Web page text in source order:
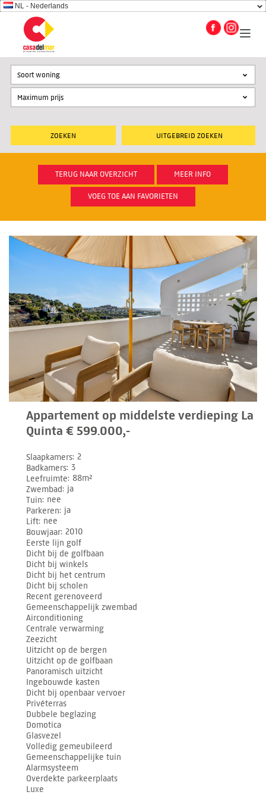
NL - Nederlands
UITGEBREID ZOEKEN
Soort woning
TERUG NAAR OVERZICHT MEER INFO
VOEG TOE AAN FAVORIETEN
Appartement op middelste verdieping La
Quinta € 599.000,-
Slaapkamers 2
Badkamers 3
Leefruimte 88m²
Zwembad ja
Tuin nee
Parkeren ja
Lift nee
Bouwjaar 2010
Eerste lijn golf
Dicht bij de golfbaan
Dicht bij winkels
Dicht bij het centrum
Dicht bij scholen
Recent gerenoveerd
Gemeenschappelijk zwembad
Airconditioning
Centrale verwarming
Zeezicht
Uitzicht op de bergen
Uitzicht op de golfbaan
Panoramisch uitzicht
Ingebouwde kasten
Dicht bij openbaar vervoer
Privéterras
Dubbele beglazing
Domotica
Glasvezel
Volledig gemeubileerd
Gemeenschappelijke tuin
Alarmsysteem
Overdekte parkeerplaats
Luxe